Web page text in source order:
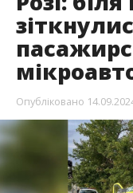
Опубліковано